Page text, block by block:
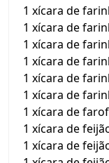
1 xícara de
1 xícara de
1 xícara de
1 xícara de
1 xícara de
1 xícara de
1 xícara de
1 xícara de
1 xícara de